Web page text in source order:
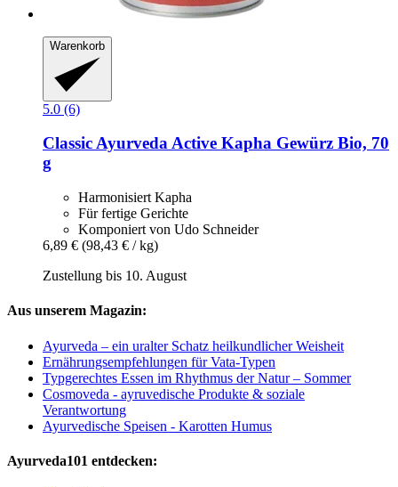
Warenkorb
5.0 (6)
Classic AyurvedaActive Kapha Gewürz Bio, 70
g
Harmonisiert Kapha
Für fertige Gerichte
Komponiert von Udo Schneider
6,89 € (98,43 € / kg)
Zustellung bis 10. August
Aus unserem Magazin:
Ayurveda – ein uralter Schatz heilkundlicher Weisheit
Ernährungsempfehlungen für Vata-Typen
Typgerechtes Essen im Rhythmus der Natur – Sommer
Cosmoveda - ayruvedische Produkte & soziale
Verantwortung
Ayurvedische Speisen - Karotten Humus
Ayurveda101 entdecken: